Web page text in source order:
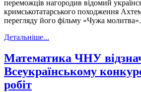
переможців нагородив відомий
кримськотатарського походження
перегляду його фільму «Чужа молитва».
Детальніше...
Математика ЧНУ
Всеукраїнському
робіт